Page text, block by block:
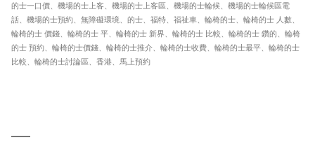
的士一口價、 機場的士上客、 機場的士上客區、 機場的士輪候、 機場的士輪候區電
話、 機場的士預約、 無障礙環境、 的士、 福特、 福祉車、 輪椅的士、 輪椅的士 人數、
輪椅的士 價錢、 輪椅的士 平、 輪椅的士 新界、 輪椅的士 比較、 輪椅的士 鑽的、 輪椅
的士 預約、 輪椅的士價錢、 輪椅的士推介、 輪椅的士收費、 輪椅的士最平、 輪椅的士
比較、 輪椅的士討論區、 香港、 馬上預約